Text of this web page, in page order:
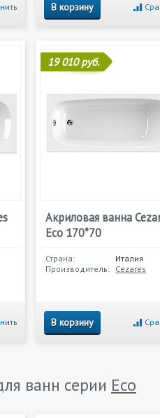
В корзину
19 010 руб.
Акриловая ванна
Eco 170*70
Страна:
Италия
Производитель: Cezares
В корзину
ванн серии Eco